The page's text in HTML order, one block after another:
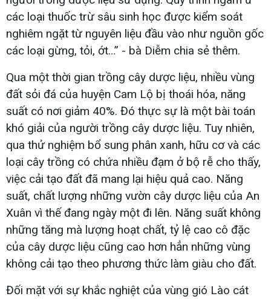
các loại thuốc trừ sâu sinh học được kiểm soát
nghiêm ngặt từ nguyên liệu đầu vào như nguồn gốc
các loại gừng, tỏi, ớt…” - bà Diễm chia sẻ thêm.
Qua một thời gian trồng cây dược liệu, nhiều vùng
đất sỏi đá của huyện Cam Lộ bị thoái hóa, năng
suất có nơi giảm 40%. Đó thực sự là một bài toán
khó giải của người trồng cây dược liệu. Tuy nhiên,
qua thử nghiệm bổ sung phân xanh, hữu cơ và các
loại cây trồng có chứa nhiều đạm ở bộ rễ cho thấy,
việc cải tạo đất đã mang lại hiệu quả cao. Năng
suất, chất lượng những vườn cây dược liệu của An
Xuân vì thế đang ngày một đi lên. Năng suất không
những tăng mà lượng hoạt chất, tỷ lệ cao cô đặc
của cây dược liệu cũng cao hơn hẳn những vùng
không cải tạo theo phương thức làm giàu cho đất.
Đối mặt với sự khắc nghiệt của vùng gió Lào cát